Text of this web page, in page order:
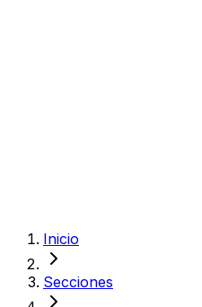
Inicio
Secciones